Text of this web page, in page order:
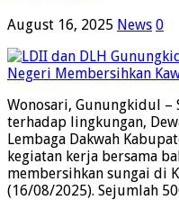
August 16, 2025 News 0
Wonosari, Gunungkidul –
terhadap lingkungan,
Lembaga Dakwah
kegiatan kerja bersama
membersihkan sungai di
(16/08/2025). Sejumlah